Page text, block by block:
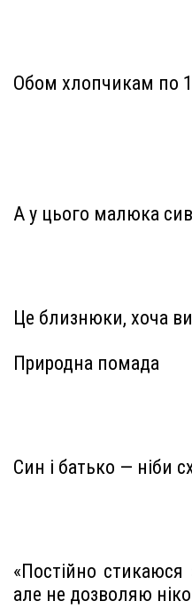
Обом хлопчикам по
А у цього малюка
Це близнюки, хоча
Природна помада
Син і батько — ніби
«Постійно
але не дозволяю